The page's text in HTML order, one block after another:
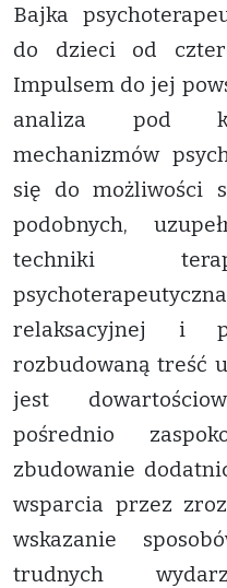
Bajka
do dzieci od
Impulsem do jej
analiza pod
mechanizmów
się do możliwości
podobnych,
techniki
relaksacyjnej i
rozbudowaną treść
jest
pośrednio
zbudowanie
wsparcia przez
wskazanie
trudnych